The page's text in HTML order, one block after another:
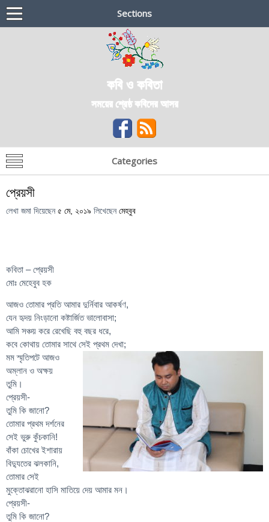
Sections
কবি ও কবিতা
সময়ের শ্রেষ্ঠ কবিদের আসর
Categories
প্রেয়সী
লেখা জমা দিয়েছেন ৫ মে, ২০১৯ লিখেছেন মেহবুব
কবিতা – প্রেয়সী
মোঃ মেহেবুব হক
আজও তোমার প্রতি আমার দুর্নিবার আকর্ষণ,
যেন হৃদয় নিংড়ানো কষ্টার্জিত ভালোবাসা;
আমি সঞ্চয় করে রেখেছি বহু বছর ধরে,
কবে কোথায় তোমার সাথে সেই প্রথম দেখা;
মম স্মৃতিপটে আজও
অম্লান ও অক্ষয়
তুমি।
প্রেয়সী-
তুমি কি জানো?
তোমার প্রথম দর্শনের
সেই ভুরু কুঁচকানি!
বাঁকা চোখের ইশারায়
বিদ্যুতের ঝলকানি,
তোমার সেই
মুক্তোঝরানো হাসি মাতিয়ে দেয় আমার মন।
প্রেয়সী-
তুমি কি জানো?